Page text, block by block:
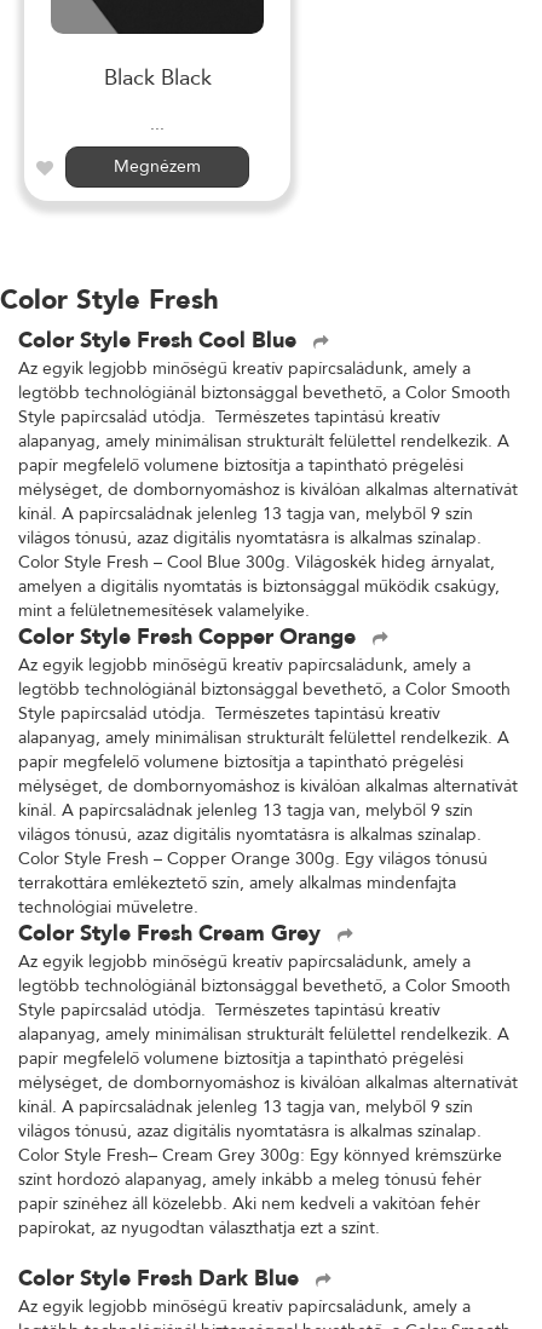
Black Black
...
Megnézem
Color Style Fresh
Color Style Fresh Cool Blue
Az egyik legjobb minőségű kreatív papírcsaládunk, amely a
legtöbb technológiánál biztonsággal bevethető, a Color Smooth
Style papírcsalád utódja. Természetes tapintású kreatív
alapanyag, amely minimálisan strukturált felülettel rendelkezik. A
papír megfelelő volumene biztosítja a tapintható prégelési
mélységet, de dombornyomáshoz is kiválóan alkalmas alternatívát
kínál. A papírcsaládnak jelenleg 13 tagja van, melyből 9 szín
világos tónusú, azaz digitális nyomtatásra is alkalmas színalap.
Color Style Fresh – Cool Blue 300g. Világoskék hideg árnyalat,
amelyen a digitális nyomtatás is biztonsággal működik csakúgy,
mint a felületnemesítések valamelyike.
Color Style Fresh Copper Orange
Az egyik legjobb minőségű kreatív papírcsaládunk, amely a
legtöbb technológiánál biztonsággal bevethető, a Color Smooth
Style papírcsalád utódja. Természetes tapintású kreatív
alapanyag, amely minimálisan strukturált felülettel rendelkezik. A
papír megfelelő volumene biztosítja a tapintható prégelési
mélységet, de dombornyomáshoz is kiválóan alkalmas alternatívát
kínál. A papírcsaládnak jelenleg 13 tagja van, melyből 9 szín
világos tónusú, azaz digitális nyomtatásra is alkalmas színalap.
Color Style Fresh – Copper Orange 300g. Egy világos tónusú
terrakottára emlékeztető szín, amely alkalmas mindenfajta
technológiai műveletre.
Color Style Fresh Cream Grey
Az egyik legjobb minőségű kreatív papírcsaládunk, amely a
legtöbb technológiánál biztonsággal bevethető, a Color Smooth
Style papírcsalád utódja. Természetes tapintású kreatív
alapanyag, amely minimálisan strukturált felülettel rendelkezik. A
papír megfelelő volumene biztosítja a tapintható prégelési
mélységet, de dombornyomáshoz is kiválóan alkalmas alternatívát
kínál. A papírcsaládnak jelenleg 13 tagja van, melyből 9 szín
világos tónusú, azaz digitális nyomtatásra is alkalmas színalap.
Color Style Fresh– Cream Grey 300g: Egy könnyed krémszürke
színt hordozó alapanyag, amely inkább a meleg tónusú fehér
papír színéhez áll közelebb. Aki nem kedveli a vakítóan fehér
papírokat, az nyugodtan választhatja ezt a színt.
Color Style Fresh Dark Blue
Az egyik legjobb minőségű kreatív papírcsaládunk, amely a